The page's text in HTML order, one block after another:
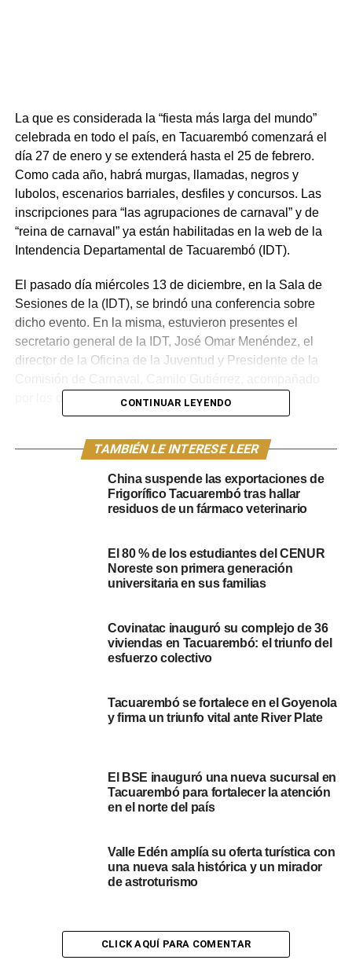
La que es considerada la “fiesta más larga del mundo”
celebrada en todo el país, en Tacuarembó comenzará el
día 27 de enero y se extenderá hasta el 25 de febrero.
Como cada año, habrá murgas, llamadas, negros y
lubolos, escenarios barriales, desfiles y concursos. Las
inscripciones para “las agrupaciones de carnaval” y de
“reina de carnaval” ya están habilitadas en la web de la
Intendencia Departamental de Tacuarembó (IDT).
El pasado día miércoles 13 de diciembre, en la Sala de
Sesiones de la (IDT), se brindó una conferencia sobre
dicho evento. En la misma, estuvieron presentes el
secretario general de la IDT, José Omar Menéndez, el
director de la Oficina de la Juventud y Presidente de la
por los demás integrantes de esta última.
habrá la participación de cinco murgas locales, que son:
“Saltó el Churré” y “Los Autenticos Pierrots”. Además, en
lo que refiere a las comparsas, como señaló Gutiérrez,
“Lavantú”, “Nuevo Tronar del Sandú” y “Alas del
plástico tacuaremboenses que aportó mucho para
nuestro carnaval desde los maquillajes artísticos y los
“En murgas un reconocimiento que había quedado en el
debe hace mucho a Don Homero Velasco, un actor de
Murga llevará el nombre de Don Homero Velasco”, indicó
el presidente de Carnaval.
Sánchez” que fue fundador de Lonjas Bohemias. “Él va a
a tener su reconocimiento en el escenario principal de
contó Gutiérrez.
CONTINUAR LEYENDO
TAMBIÉN LE INTERESE LEER
China suspende las exportaciones de
Frigorífico Tacuarembó tras hallar
residuos de un fármaco veterinario
El 80 % de los estudiantes del CENUR
Noreste son primera generación
universitaria en sus familias
Covinatac inauguró su complejo de 36
viviendas en Tacuarembó: el triunfo del
esfuerzo colectivo
Tacuarembó se fortalece en el Goyenola
y firma un triunfo vital ante River Plate
El BSE inauguró una nueva sucursal en
Tacuarembó para fortalecer la atención
en el norte del país
Valle Edén amplía su oferta turística con
una nueva sala histórica y un mirador
de astroturismo
CLICK AQUÍ PARA COMENTAR